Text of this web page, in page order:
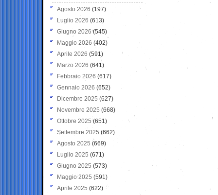
Agosto 2026 (197)
Luglio 2026 (613)
Giugno 2026 (545)
Maggio 2026 (402)
Aprile 2026 (591)
Marzo 2026 (641)
Febbraio 2026 (617)
Gennaio 2026 (652)
Dicembre 2025 (627)
Novembre 2025 (668)
Ottobre 2025 (651)
Settembre 2025 (662)
Agosto 2025 (669)
Luglio 2025 (671)
Giugno 2025 (573)
Maggio 2025 (591)
Aprile 2025 (622)